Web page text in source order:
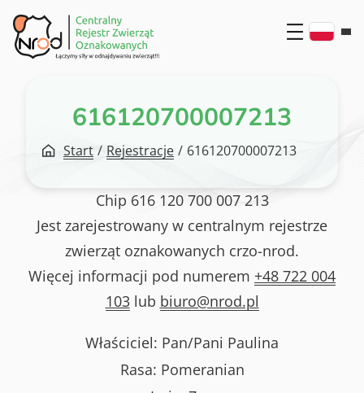
Przejdź
do
treści
616120700007213
Start / Rejestracje / 616120700007213
Chip 616 120 700 007 213
Jest zarejestrowany w centralnym rejestrze
zwierząt oznakowanych crzo-nrod.
Więcej informacji pod numerem +48 722 004
103lub biuro@nrod.pl
Właściciel: Pan/Pani Paulina
Rasa: Pomeranian